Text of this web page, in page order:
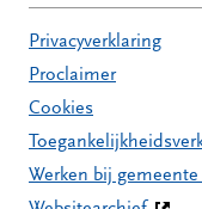
Privacyverklaring
Proclaimer
Cookies
Werken bij gemeente